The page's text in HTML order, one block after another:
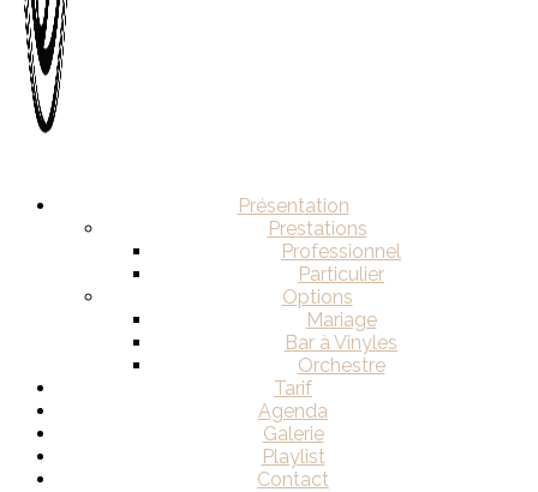
Présentation
Prestations
Professionnel
Particulier
Options
Mariage
Bar à Vinyles
Orchestre
Tarif
Agenda
Galerie
Playlist
Contact